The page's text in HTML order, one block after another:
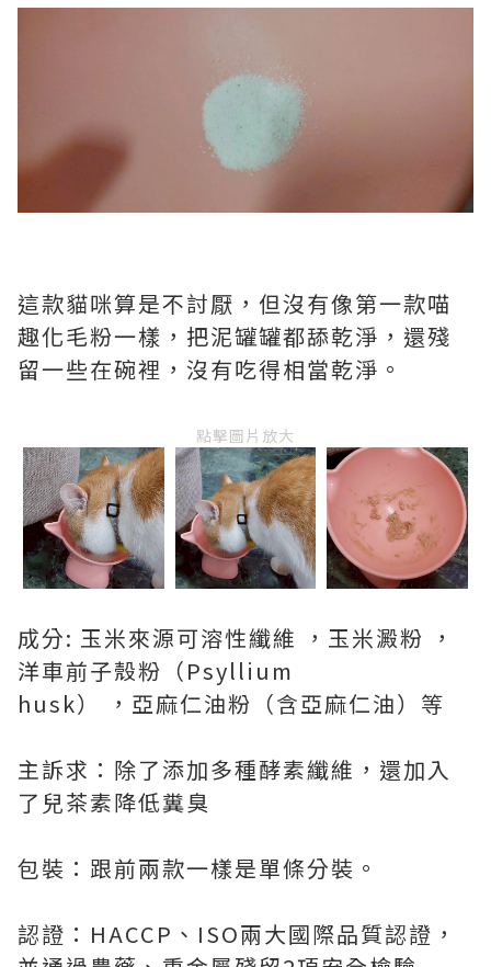
這款貓咪算是不討厭，但沒有像第一款喵
趣化毛粉一樣，把泥罐罐都舔乾淨，還殘
留一些在碗裡，沒有吃得相當乾淨。
點擊圖片放大
成分: 玉米來源可溶性纖維 ，玉米澱粉 ，
洋車前子殼粉（Psyllium
husk） ，亞麻仁油粉（含亞麻仁油）等
主訴求：除了添加多種酵素纖維，還加入
了兒茶素降低糞臭
包裝：跟前兩款一樣是單條分裝。
認證：HACCP、ISO兩大國際品質認證，